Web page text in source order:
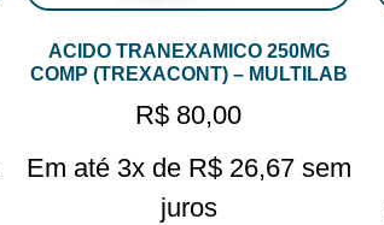
ACIDO TRANEXAMICO 250MG
COMP (TREXACONT) – MULTILAB
R$ 80,00
Em até 3x de R$26,67 sem
juros